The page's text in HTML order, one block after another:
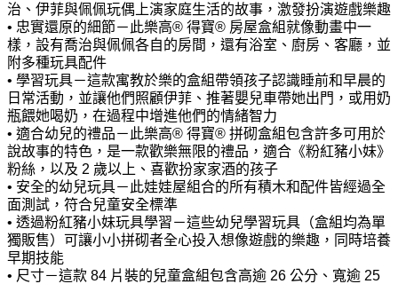
治、伊菲與佩佩玩偶上演家庭生活的故事，激發扮演遊戲樂趣
• 忠實還原的細節－此樂高® 得寶® 房屋盒組就像動畫中一
樣，設有喬治與佩佩各自的房間，還有浴室、廚房、客廳，並
附多種玩具配件
• 學習玩具－這款寓教於樂的盒組帶領孩子認識睡前和早晨的
日常活動，並讓他們照顧伊菲、推著嬰兒車帶她出門，或用奶
瓶餵她喝奶，在過程中增進他們的情緒智力
• 適合幼兒的禮品－此樂高® 得寶® 拼砌盒組包含許多可用於
說故事的特色，是一款歡樂無限的禮品，適合《粉紅豬小妹》
粉絲，以及 2 歲以上、喜歡扮家家酒的孩子
• 安全的幼兒玩具－此娃娃屋組合的所有積木和配件皆經過全
面測試，符合兒童安全標準
• 透過粉紅豬小妹玩具學習－這些幼兒學習玩具（盒組均為單
獨販售）可讓小小拼砌者全心投入想像遊戲的樂趣，同時培養
早期技能
• 尺寸－這款 84 片裝的兒童盒組包含高逾 26 公分、寬逾 25